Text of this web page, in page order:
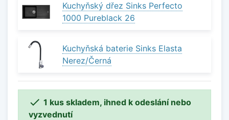
Kuchyňský dřez Sinks Perfecto
1000 Pureblack 26
Kuchyňská baterie Sinks Elasta
Nerez/Černá
 1 kus skladem, ihned k odeslání nebo
vyzvednutí